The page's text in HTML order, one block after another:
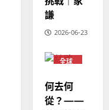
02-
陽
萍
2025-
02-
20
的
農
曆
新
年
｜
余
7
國
華
人
教
經
謙
2026-06-23
全球
普世
宣教
何去何
從？——